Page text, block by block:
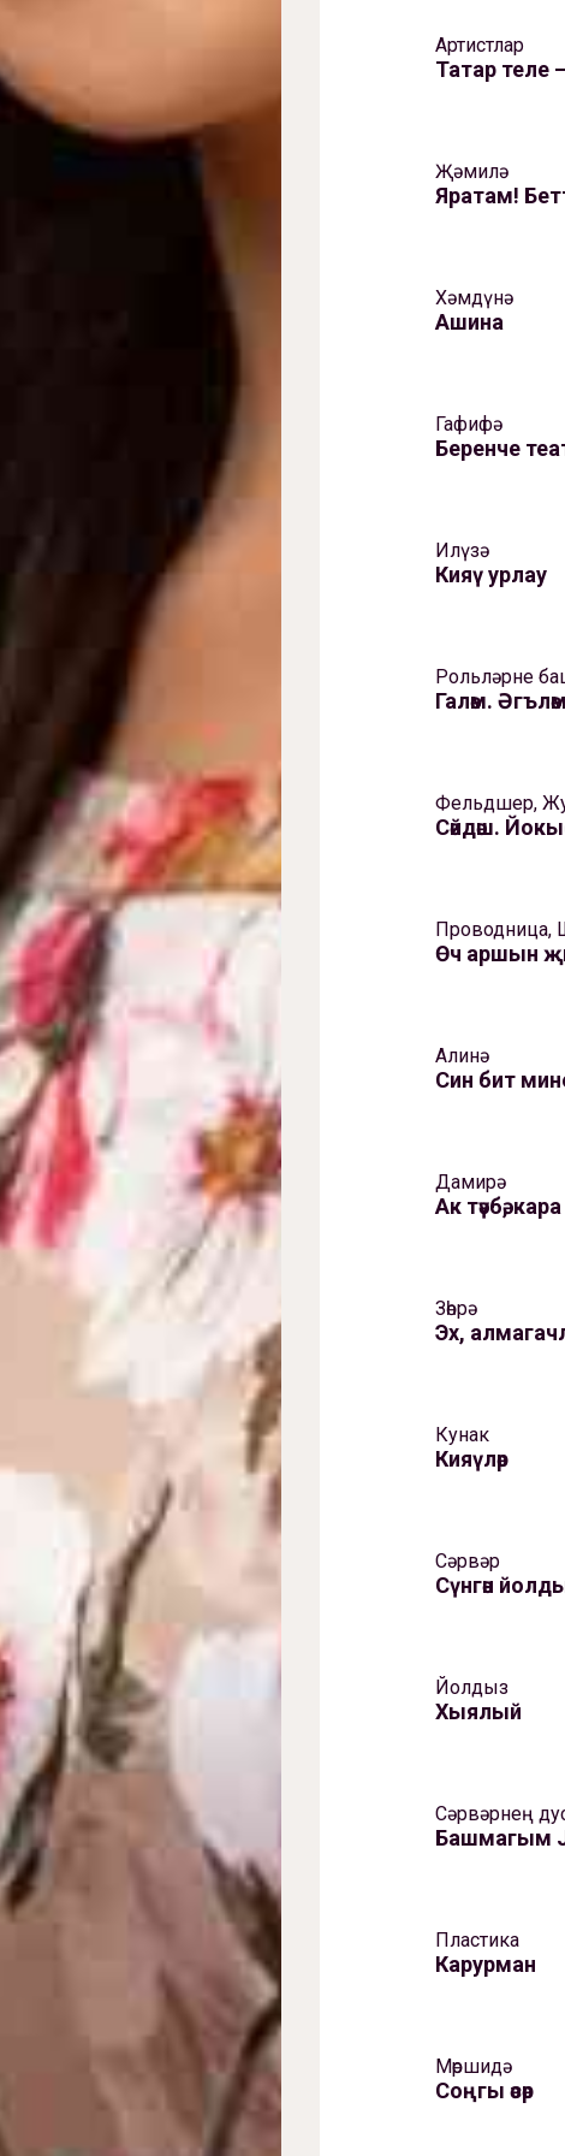
Артистлар
Татар теле –
Җәмилә
Яратам!
Хәмдүнә
Ашина
Гафифә
Беренче
Илүзә
Кияү урлау
Рольләрне
Галәм. Әгъләм
Фельдшер,
Сәйдәш.
Проводница,
Өч аршын
Алинә
Син бит
Дамирә
Ак тәүбә,
Зөһрә
Эх,
Кунак
Кияүләр
Сәрвәр
Сүнгән
Йолдыз
Хыялый
Сәрвәрнең
Башмагым
Пластика
Карурман
Мөршидә
Соңгы әсәр